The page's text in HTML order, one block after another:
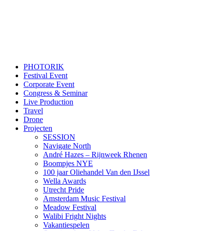
PHOTORIK
Festival Event
Corporate Event
Congress & Seminar
Live Production
Travel
Drone
Projecten
SESSION
Navigate North
André Hazes – Rijnweek Rhenen
Boompjes NYE
100 jaar Oliehandel Van den IJssel
Wella Awards
Utrecht Pride
Amsterdam Music Festival
Meadow Festival
Walibi Fright Nights
Vakantiespelen